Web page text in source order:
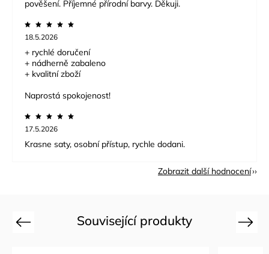
pověšení. Příjemné přírodní barvy. Děkuji.
18.5.2026
+ rychlé doručení
+ nádherně zabaleno
+ kvalitní zboží
Naprostá spokojenost!
17.5.2026
Krasne saty, osobní přístup, rychle dodani.
Zobrazit další hodnocení
Související produkty
Previous Next